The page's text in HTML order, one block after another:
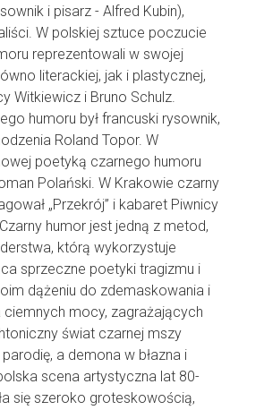
i pisarz - Alfred Kubin),
W polskiej sztuce poczucie
reprezentowali w swojej
literackiej, jak i plastycznej,
Witkiewicz i Bruno Schulz.
humoru był francuski rysownik,
Roland Topor. W
poetyką czarnego humoru
Polański. W Krakowie czarny
„Przekrój” i kabaret Piwnicy
humor jest jedną z metod,
którą wykorzystuje
sprzeczne poetyki tragizmu i
dążeniu do zdemaskowania i
mocy, zagrażających
świat czarnej mszy
a demona w błazna i
scena artystyczna lat 80-
się szeroko groteskowością,